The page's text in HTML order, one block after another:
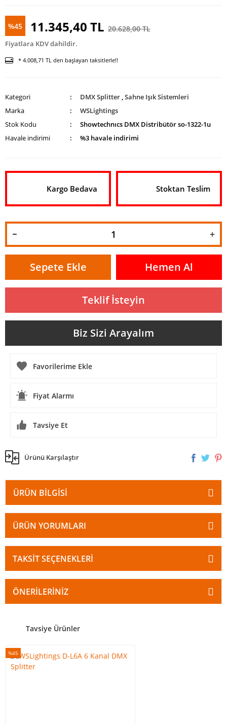
%45 11.345,40 TL 20.628,00 TL
Fiyatlara KDV dahildir.
* 4.008,71 TL den başlayan taksitlerle!!
Kategori DMX Splitter ,Sahne Işık Sistemleri
Marka
WSLightings
Stok Kodu
Showtechnıcs DMX Distribütör so-1322-1u
Havale indirimi
%3 havale indirimi
Kargo Bedava Stoktan Teslim
Sepete Ekle Hemen Al
Teklif İsteyin
Biz Sizi Arayalım
Fiyat Alarmı
Tavsiye Et
Ürünü Karşılaştır
ÜRÜN BILGISI
ÜRÜN YORUMLARI
TAKSIT SEÇENEKLERI
ÖNERILERINIZ
Tavsiye Ürünler
%45